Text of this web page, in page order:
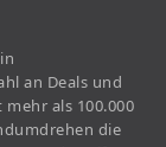
an Deals und
als 100.000
die